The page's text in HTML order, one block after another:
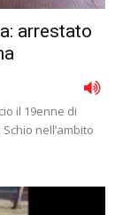
arrestato
il 19enne di
nell’ambito